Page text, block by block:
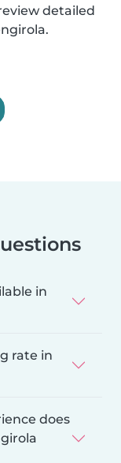
detailed
in
rate in
does